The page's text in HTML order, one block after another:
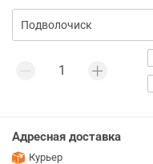
Адресная доставка
Курьер